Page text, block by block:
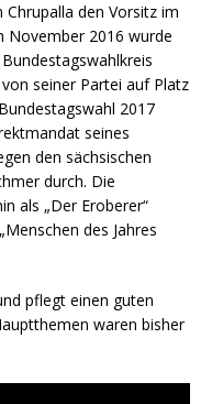
den Vorsitz im
November 2016 wurde
seiner Partei auf Platz
2017
seines
den sächsischen
durch. Die
als „Der Eroberer“
des Jahres
pflegt einen guten
waren bisher